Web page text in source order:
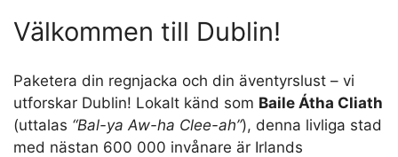
Välkommen till Dublin!
Paketera din regnjacka och din äventyrslust – vi
utforskar Dublin! Lokalt känd som Baile Átha Cliath
(uttalas “Bal-ya Aw-ha Clee-ah”), denna livliga stad
med nästan 600 000 invånare är Irlands